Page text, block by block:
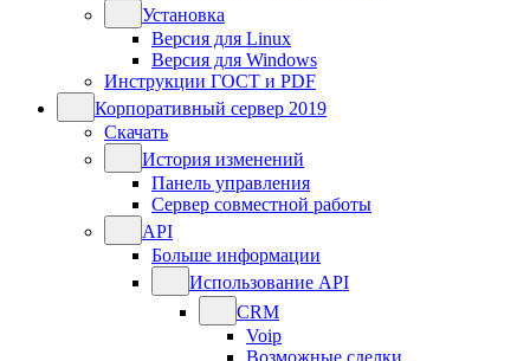
Установка
Версия для Linux
Версия для Windows
Инструкции ГОСТ и PDF
Корпоративный сервер 2019
Скачать
История изменений
Панель управления
Сервер совместной работы
API
Больше информации
Использование API
CRM
Voip
Возможные сделки